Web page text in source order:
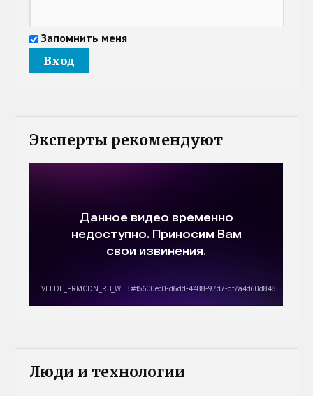
Запомнить меня
Эксперты рекомендуют
Люди и технологии